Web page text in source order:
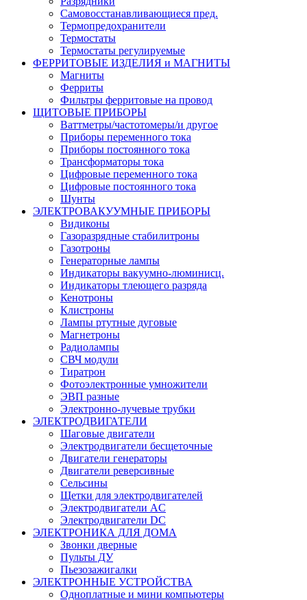
Самовосстанавливающиеся пред.
Термопредохранители
Термостаты
Термостаты регулируемые
ФЕРРИТОВЫЕ ИЗДЕЛИЯ и МАГНИТЫ
Магниты
Ферриты
Фильтры ферритовые на провод
ЩИТОВЫЕ ПРИБОРЫ
Ваттметры/частотомеры/и другое
Приборы переменного тока
Приборы постоянного тока
Трансформаторы тока
Цифровые переменного тока
Цифровые постоянного тока
Шунты
ЭЛЕКТРОВАКУУМНЫЕ ПРИБОРЫ
Видиконы
Газоразрядные стабилитроны
Газотроны
Генераторные лампы
Индикаторы вакуумно-люминисц.
Индикаторы тлеющего разряда
Кенотроны
Клистроны
Лампы ртутные дуговые
Магнетроны
Радиолампы
СВЧ модули
Тиратрон
Фотоэлектронные умножители
ЭВП разные
Электронно-лучевые трубки
ЭЛЕКТРОДВИГАТЕЛИ
Шаговые двигатели
Электродвигатели бесщеточные
Двигатели генераторы
Двигатели реверсивные
Сельсины
Щетки для электродвигателей
Электродвигатели AC
Электродвигатели DC
ЭЛЕКТРОНИКА ДЛЯ ДОМА
Звонки дверные
Пульты ДУ
Пьезозажигалки
ЭЛЕКТРОННЫЕ УСТРОЙСТВА
Одноплатные и мини компьютеры